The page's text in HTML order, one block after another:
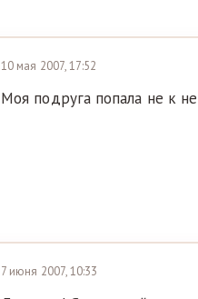
10 мая 2007, 17:52
Моя подруга попала не к
7 июня 2007, 10:33